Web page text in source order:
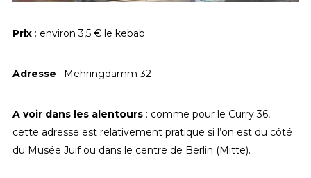
Prix : environ 3,5 € le kebab
Adresse : Mehringdamm 32
A voir dans les alentours : comme pour le Curry 36,
cette adresse est relativement pratique si l’on est du côté
du Musée Juif ou dans le centre de Berlin (Mitte).